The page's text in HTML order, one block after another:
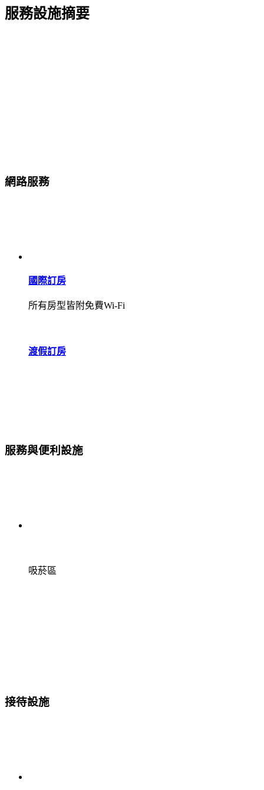
服務設施摘要
網路服務
國際訂房
所有房型皆附免費Wi-Fi
渡假訂房
服務與便利設施
吸菸區
接待設施